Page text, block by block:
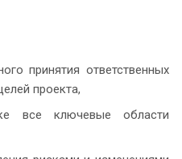
принятия ответственных
проекта,
все ключевые области